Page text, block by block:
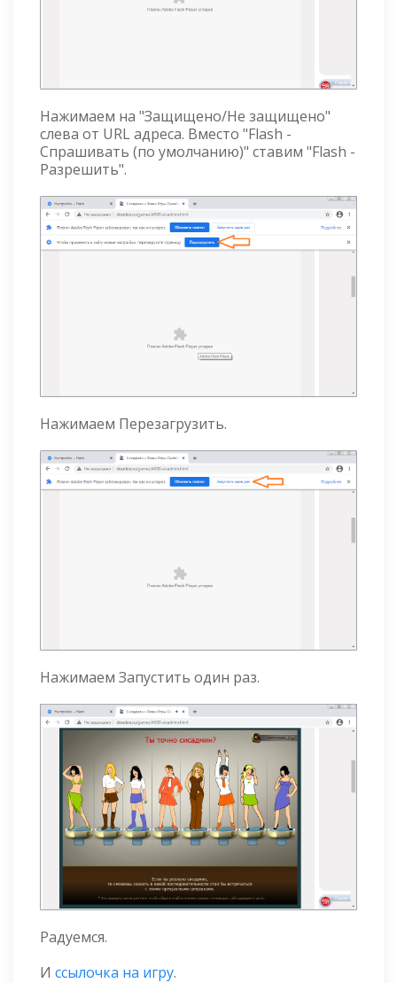
Нажимаем на "Защищено/Не защищено"
слева от URL адреса. Вместо "Flash -
Спрашивать (по умолчанию)" ставим "Flash -
Разрешить".
Нажимаем Перезагрузить.
Нажимаем Запустить один раз.
Радуемся.
И ссылочка на игру.